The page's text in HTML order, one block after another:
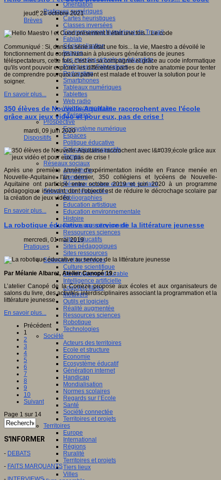
Orientation
Pratiques numériques
Cartes heuristiques
Classes inversées
Environnement Numérique de Travail
Fablab
Géolocalisation
Images
Les mondes virtuels en éducation
Pratiques collaboratives
Podcasting
Smartphones
Tableaux numériques
Tablettes
Web radio
Webdocumentaire
eTwinning
Prospective
Ecosystème numérique
Espaces
Politique éducative
Scénarios prospectifs
Temps
Réseaux sociaux
Algorithme
Données
Réseaux sociaux et champ scolaire
Sélection de ressources
Bibliographies
Education artistique
Education environnementale
Histoire
Ressources citoyenneté
Ressources sciences
Sites éducatifs
Sites pédagogiques
Sites ressources
Sciences et techniques
Culture scientifique
Développement durable
Intelligence artificielle
Logiciels libres
Métavers
Outils et logiciels
Réalité augmentée
Ressources sciences
Robotique
Technologies
Société
Acteurs des territoires
Ecole et structure
Economie
Ecosystème éducatif
Génération internet
Handicap
Mondialisation
Normes scolaires
Regards sur l’Ecole
Santé
Société connectée
Territoires et projets
Territoires
Europe
International
Régions
Ruralité
Territoires et projets
Tiers lieux
Villes
jeudi, 28 octobre 2021
Brèves
Communiqué : Si, dans la série il était une fois... la vie, Maestro a dévoilé le
fonctionnement du corps humain à plusieurs générations de jeunes
téléspectateurs, cette fois, c'est en sa compagnie et grâce au code informatique
qu'ils vont pouvoir explorer les différentes parties de notre anatomie pour tenter
de comprendre pourquoi un patient est malade et trouver la solution pour le
soigner.
En savoir plus...
350 élèves de Nouvelle-Aquitaine raccrochent avec l'école
grâce aux jeux vidéo et pour eux, pas de crise !
mardi, 09 juin 2020
Dispositifs
Après une première année d'expérimentation inédite en France menée en
Nouvelle-Aquitaine l'an dernier, 350 collégiens et lycéens de Nouvelle-
Aquitaine ont participé entre octobre 2019 et juin 2020 à un programme
pédagogique innovant, dont l'objectif est de réduire le décrochage scolaire par
la création de jeux vidéo.
En savoir plus...
La robotique éducative au service de la littérature jeunesse
mercredi, 01 mai 2019
Pratiques
Par Mélanie Albaret, Atelier Canopé 19 :
L’atelier Canopé de la Corrèze propose aux écoles et aux organisateurs de
salons du livre, des activités interdisciplinaires associant la programmation et la
littérature jeunesse.
En savoir plus...
Précédent
1
2
3
4
5
6
7
8
9
10
Suivant
Page 1 sur 14
S'INFORMER
- DEBATS
- FAITS MARQUANTS